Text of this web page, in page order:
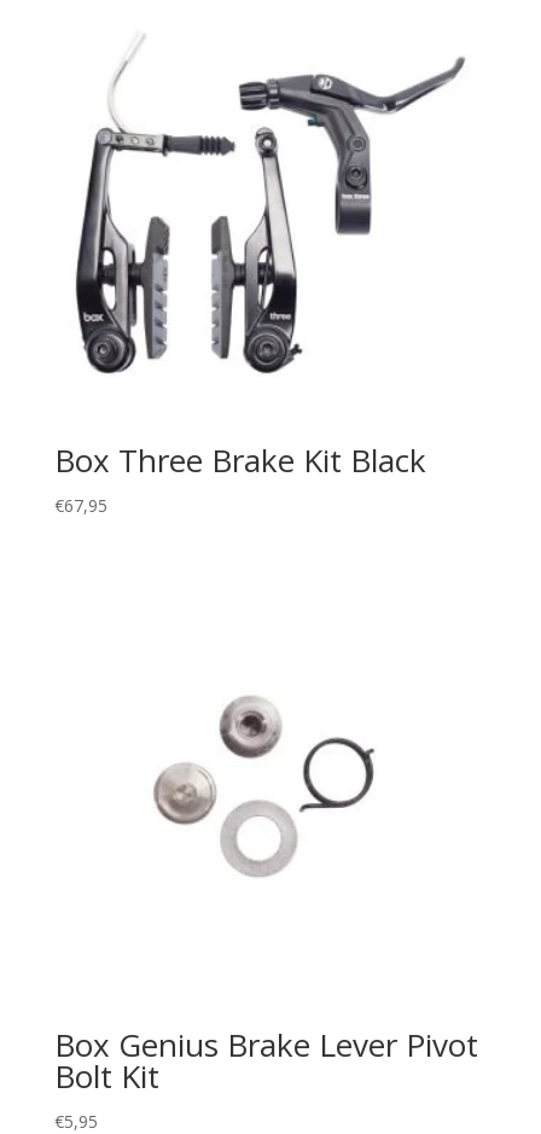
Box Three Brake Kit Black
€67,95
Box Genius Brake Lever Pivot
Bolt Kit
€5,95